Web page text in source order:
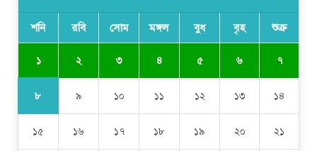
শনি রবি সোম মঙ্গল বুধ বৃহ শুক্র
১ ২ ৩ ৪ ৫ ৬ ৭
৮ ৯ ১০ ১১ ১২ ১৩ ১৪
১৫ ১৬ ১৭ ১৮ ১৯ ২০ ২১